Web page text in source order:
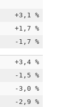
+3,1 %
+1,7 %
-1,7 %
+3,4 %
-1,5 %
-3,0 %
-2,9 %